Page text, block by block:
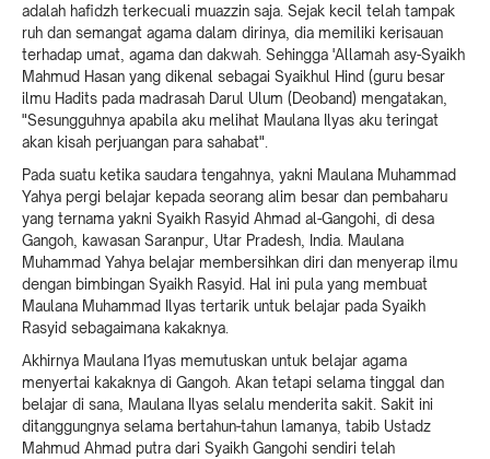
adalah hafidzh terkecuali muazzin saja. Sejak kecil telah tampak
ruh dan semangat agama dalam dirinya, dia memiliki kerisauan
terhadap umat, agama dan dakwah. Sehingga 'Allamah asy-Syaikh
Mahmud Hasan yang dikenal sebagai Syaikhul Hind (guru besar
ilmu Hadits pada madrasah Darul Ulum (Deoband) mengatakan,
"Sesungguhnya apabila aku melihat Maulana Ilyas aku teringat
akan kisah perjuangan para sahabat".
Pada suatu ketika saudara tengahnya, yakni Maulana Muhammad
Yahya pergi belajar kepada seorang alim besar dan pembaharu
yang ternama yakni Syaikh Rasyid Ahmad al-Gangohi, di desa
Gangoh, kawasan Saranpur, Utar Pradesh, India. Maulana
Muhammad Yahya belajar membersihkan diri dan menyerap ilmu
dengan bimbingan Syaikh Rasyid. Hal ini pula yang membuat
Maulana Muhammad Ilyas tertarik untuk belajar pada Syaikh
Rasyid sebagaimana kakaknya.
Akhirnya Maulana I1yas memutuskan untuk belajar agama
menyertai kakaknya di Gangoh. Akan tetapi selama tinggal dan
belajar di sana, Maulana Ilyas selalu menderita sakit. Sakit ini
ditanggungnya selama bertahun-tahun lamanya, tabib Ustadz
Mahmud Ahmad putra dari Syaikh Gangohi sendiri telah